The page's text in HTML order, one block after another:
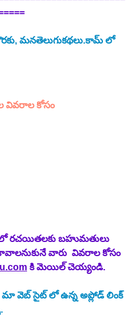
మనతెలుగుకథలు.కామ్ లో
వివరాల కోసం
రచయితలకు బహుమతులు
వారు  వివరాల కోసం
కి మెయిల్ చెయ్యండి.
మా వెబ్ సైట్ లో ఉన్న అప్లోడ్ లింక్